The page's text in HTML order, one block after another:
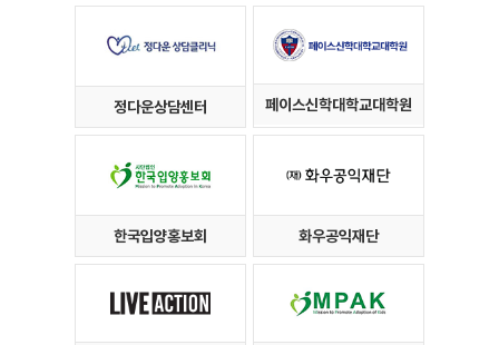
정다운상담센터 페이스신학대학교대학원
한국입양홍보회 화우공익재단